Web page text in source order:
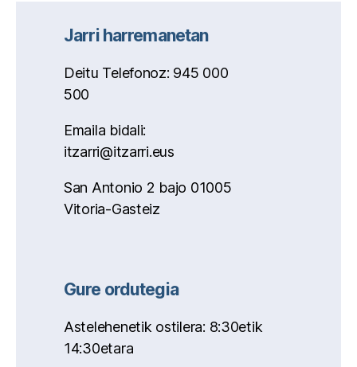
Jarri harremanetan
Deitu Telefonoz: 945 000
500
Emaila bidali:
itzarri@itzarri.eus
San Antonio 2 bajo 01005
Vitoria-Gasteiz
Gure ordutegia
Astelehenetik ostilera: 8:30etik
14:30etara